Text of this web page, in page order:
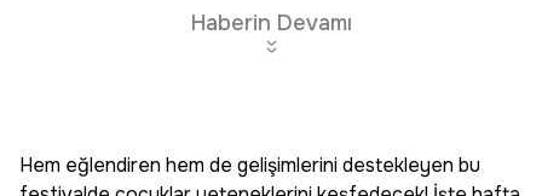
Haberin Devamı
Hem eğlendiren hem de gelişimlerini destekleyen bu